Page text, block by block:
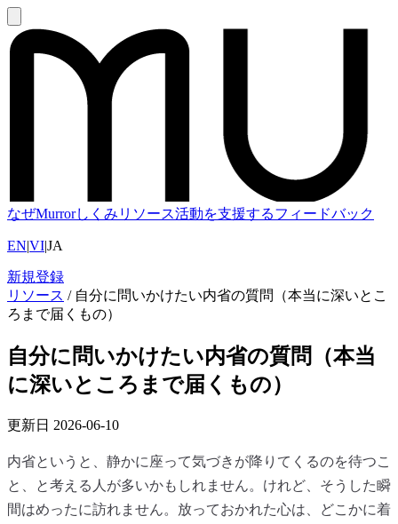
なぜMurrorしくみ リソース活動を支援するフィードバック
EN|VI|JA
新規登録
リソース / 自分に問いかけたい内省の質問（本当に深いとこ
ろまで届くもの）
自分に問いかけたい内省の質問（本当
に深いところまで届くもの）
更新日 2026-06-10
内省というと、静かに座って気づきが降りてくるのを待つこ
と、と考える人が多いかもしれません。けれど、そうした瞬
間はめったに訪れません。放っておかれた心は、どこかに着